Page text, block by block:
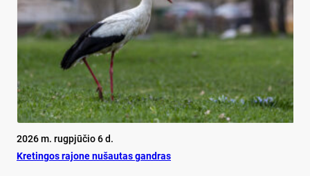
2026 m. rugpjūčio 6 d.
Kretingos rajone nušautas gandras